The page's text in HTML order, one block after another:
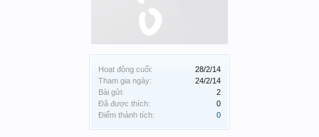
Hoạt động cuối:
28/2/14
Tham gia ngày:
24/2/14
Bài gửi:
2
Đã được thích:
0
Điểm thành tích:
0